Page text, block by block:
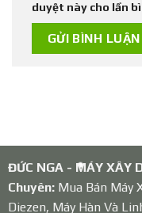
duyệt này cho lần
ĐỨC NGA - MÁY XÂY
Chuyên:Mua Bán Máy
Diezen, Máy Hàn Và